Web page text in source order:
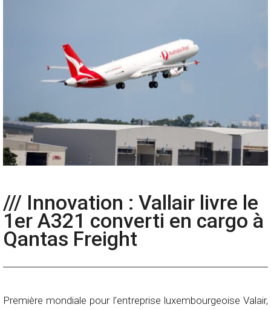
/// Innovation : Vallair livre le
1er A321 converti en cargo à
Qantas Freight
Première mondiale pour l’entreprise luxembourgeoise Valair,